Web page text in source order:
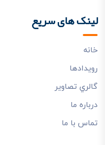
لینک های سریع
خانه
رويدادها
گالري تصاوير
درباره ما
تماس با ما